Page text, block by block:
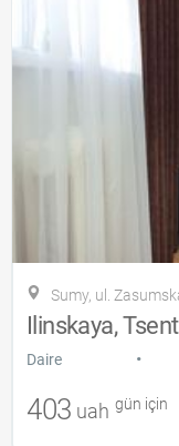
Sumy, ul.
Ilinskaya,
Daire •
403 uah gün için